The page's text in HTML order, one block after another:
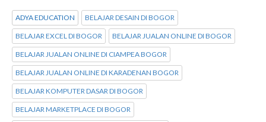
ADYA EDUCATION BELAJAR DESAIN DI BOGOR
BELAJAR EXCEL DI BOGOR BELAJAR JUALAN ONLINE DI BOGOR
BELAJAR JUALAN ONLINE DI CIAMPEA BOGOR
BELAJAR JUALAN ONLINE DI KARADENAN BOGOR
BELAJAR KOMPUTER DASAR DI BOGOR
BELAJAR MARKETPLACE DI BOGOR